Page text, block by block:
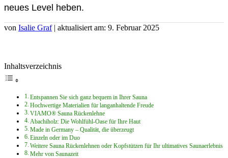
neues Level heben.
von Isalie Graf | aktualisiert am: 9. Februar 2025
Inhaltsverzeichnis
Entspannen Sie sich ganz bequem in Ihrer Sauna
Hochwertige Materialien für langanhaltende Freude
VIAMO® Sauna Rückenlehne
Abachiholz: Die Wohlfühl-Oase für Ihre Haut
Made in Germany – Qualität, die überzeugt
Einzeln oder im Duo
Weitere Sauna Rückenlehnen oder Kopfstützen für Ihr ultimatives Saunaerlebnis
Mehr von Saunazeit